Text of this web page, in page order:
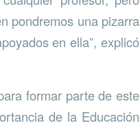
pondremos una pizarra
en ella”, explicó
formar parte de este
de la Educación